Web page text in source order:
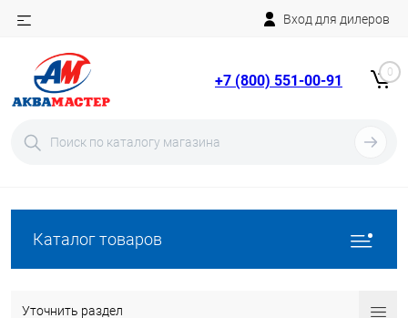
Вход для дилеров
+7 (800) 551-00-91 0
Каталог товаров
Уточнить раздел